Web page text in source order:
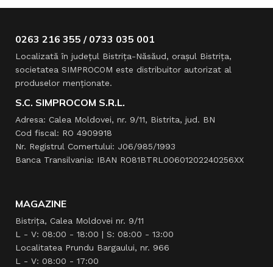
0263 216 355 / 0733 035 001
Localizată în judeţul Bistriţa-Năsăud, oraşul Bistriţa,
societatea SIMPROCOM este distribuitor autorizat al
produselor menţionate.
S.C. SIMPROCOM S.R.L.
Adresa: Calea Moldovei, nr. 9/11, Bistrita, jud. BN
Cod fiscal: RO 4909918
Nr. Registrul Comertului: J06/985/1993
Banca Transilvania: IBAN RO81BTRL00601202240256XX
MAGAZINE
Bistrița, Calea Moldovei nr. 9/11
L - V: 08:00 - 18:00 | S: 08:00 - 13:00
Localitatea Prundu Bargaului, nr. 966
L - V: 08:00 - 17:00